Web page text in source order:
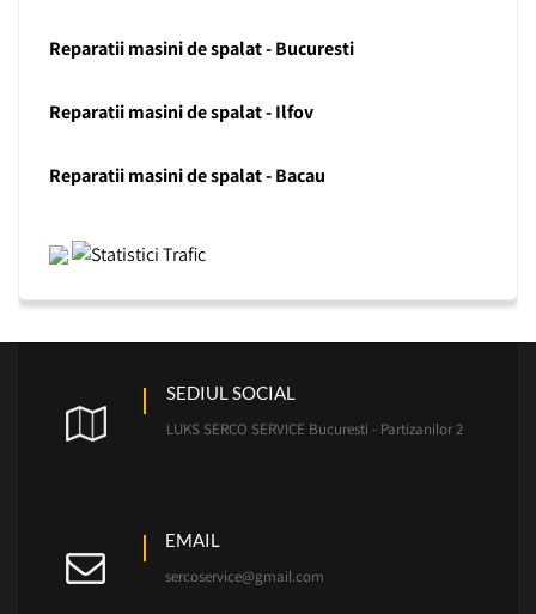
Reparatii masini de spalat - Bucuresti
Reparatii masini de spalat - Ilfov
Reparatii masini de spalat - Bacau
SEDIUL SOCIAL
LUKS SERCO SERVICE Bucuresti - Partizanilor 2
EMAIL
sercoservice@gmail.com